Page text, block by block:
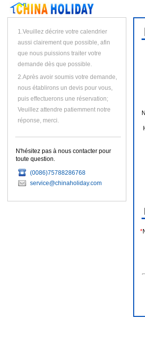
1.Veuillez décrire votre calendrier
aussi clairement que possible, afin
que nous puissions traiter votre
demande dès que possible.
2.Après avoir soumis votre demande,
nous établirons un devis pour vous,
puis effectuerons une réservation;
Veuillez attendre patiemment notre
réponse, merci.
N'hésitez pas à nous contacter pour
toute question.
(0086)75788286768
service@chinaholiday.com
*